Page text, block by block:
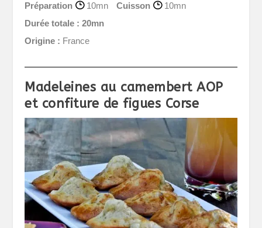
Préparation
10mn Cuisson
10mn
Durée totale : 20mn
Origine : France
Madeleines au camembert AOP
et confiture de figues Corse